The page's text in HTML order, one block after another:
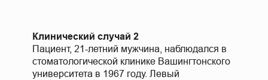
Клинический случай 2
Пациент, 21-летний мужчина, наблюдался в
стоматологической клинике Вашингтонского
университета в 1967 году. Левый